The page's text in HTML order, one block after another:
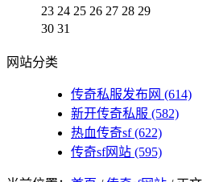
23 24 25 26 27 28 29
30 31
网站分类
传奇私服发布网 (614)
新开传奇私服 (582)
热血传奇sf(622)
传奇sf网站 (595)